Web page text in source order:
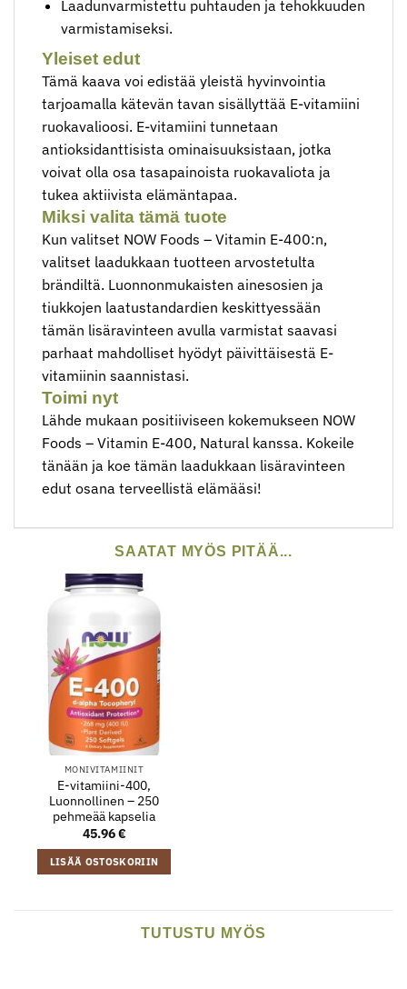
Laadunvarmistettu puhtauden ja tehokkuuden
varmistamiseksi.
Yleiset edut
Tämä kaava voi edistää yleistä hyvinvointia
tarjoamalla kätevän tavan sisällyttää E-vitamiini
ruokavalioosi. E-vitamiini tunnetaan
antioksidanttisista ominaisuuksistaan, jotka
voivat olla osa tasapainoista ruokavaliota ja
tukea aktiivista elämäntapaa.
Miksi valita tämä tuote
Kun valitset NOW Foods – Vitamin E-400:n,
valitset laadukkaan tuotteen arvostetulta
brändiltä. Luonnonmukaisten ainesosien ja
tiukkojen laatustandardien keskittyessään
tämän lisäravinteen avulla varmistat saavasi
parhaat mahdolliset hyödyt päivittäisestä E-
vitamiinin saannistasi.
Toimi nyt
Lähde mukaan positiiviseen kokemukseen NOW
Foods – Vitamin E-400, Natural kanssa. Kokeile
tänään ja koe tämän laadukkaan lisäravinteen
edut osana terveellistä elämääsi!
SAATAT MYÖS PITÄÄ...
MONIVITAMIINIT
E-vitamiini-400,
Luonnollinen – 250
pehmeää kapselia
45.96€
LISÄÄ OSTOSKORIIN
TUTUSTU MYÖS